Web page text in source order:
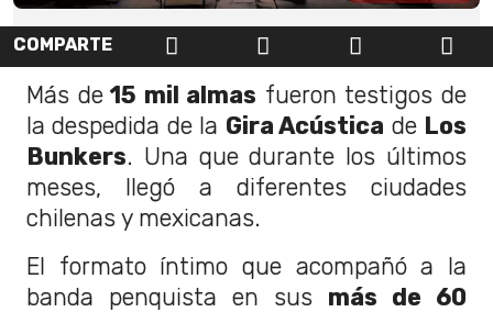
COMPARTE
Más de15 mil almas fueron testigos de
la despedida de la Gira Acústica de Los
Bunkers. Una que durante los últimos
meses, llegó a diferentes ciudades
chilenas y mexicanas.
El formato íntimo que acompañó a la
banda penquista en sus más de 60